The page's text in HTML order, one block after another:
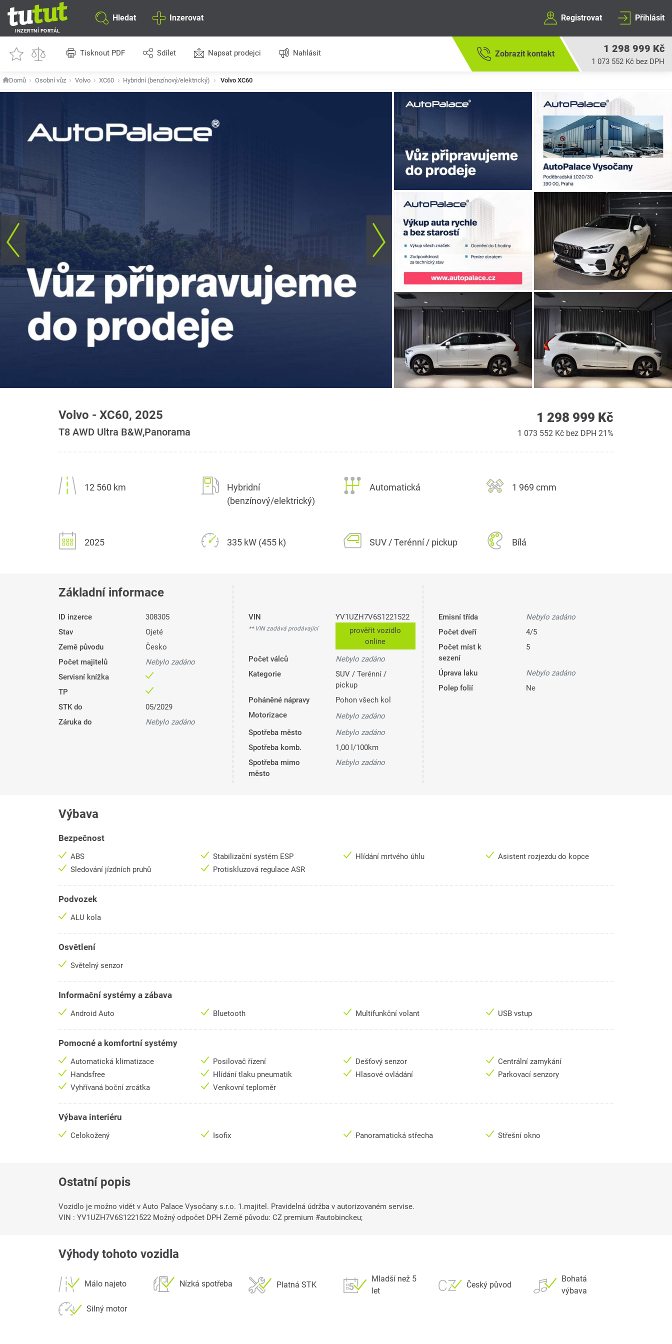
INZERTNÍ PORTÁL
Hledat Inzerovat Registrovat Přihlásit
Tisknout PDF Sdílet Napsat prodejci Nahlásit 1 298 999 Kč
1 073 552 Kč bez DPH
Zobrazit kontakt
Domů Osobní vůz Volvo XC60 Hybridní (benzínový/elektrický) Volvo XC60
Volvo - XC60, 2025
T8 AWD Ultra B&W,Panorama
1 298 999 Kč
1 073 552 Kč bez DPH 21%
12 560 km
Hybridní
(benzínový/elektrický)
Automatická 1 969 cmm
2025 335 kW (455 k) SUV / Terénní / pickup Bílá
Základní informace
ID inzerce
308305
Stav
Ojeté
Země původu
Česko
Počet majitelů
Nebylo zadáno
Servisní knížka
TP
STK do
05/2029
Záruka do
Nebylo zadáno
VIN
** VIN zadává prodávající
YV1UZH7V6S1221522
prověřit vozidlo
online
Počet válců
Nebylo zadáno
Kategorie
SUV / Terénní /
pickup
Poháněné nápravy
Pohon všech kol
Motorizace
Nebylo zadáno
Spotřeba město
Nebylo zadáno
Spotřeba komb.
1,00 l/100km
Spotřeba mimo
město
Nebylo zadáno
Emisní třída
Nebylo zadáno
Počet dveří
4/5
Počet míst k
sezení
5
Úprava laku
Nebylo zadáno
Polep folií
Ne
Výbava
Bezpečnost
ABS Stabilizační systém ESP Hlídání mrtvého úhlu
Asistent rozjezdu do kopce
Sledování jízdních pruhů
Protiskluzová regulace ASR
Podvozek
ALU kola
Osvětlení
Světelný senzor
Informační systémy a zábava
Android Auto Bluetooth Multifunkční volant USB vstup
Pomocné a komfortní systémy
Automatická klimatizace Posilovač řízení Dešťový senzor
Centrální zamykání
Handsfree
Hlídání tlaku pneumatik Hlasové ovládání
Parkovací senzory
Vyhřívaná boční zrcátka
Venkovní teploměr
Výbava interiéru
Celokožený Isofix Panoramatická střecha Střešní okno
Ostatní popis
Vozidlo je možno vidět v Auto Palace Vysočany s.r.o. 1.majitel. Pravidelná údržba v autorizovaném servise.
VIN : YV1UZH7V6S1221522 Možný odpočet DPH Země původu: CZ premium #autobinckeu;
Výhody tohoto vozidla
Málo najeto Nízká spotřeba Platná STK
Mladší než 5
let
Český původ
Bohatá
výbava
Silný motor